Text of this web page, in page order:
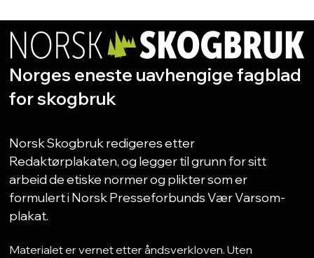
Norges eneste uavhengige fagblad
for skogbruk
Norsk Skogbruk redigeres etter
Redaktørplakaten, og legger til grunn for sitt
arbeid de etiske normer og plikter som er
formulert i Norsk Presseforbunds Vær Varsom-
plakat.
Materialet er vernet etter åndsverkloven. Uten